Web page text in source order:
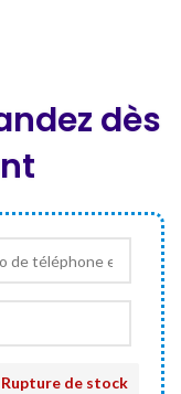
dès
Rupture de stock